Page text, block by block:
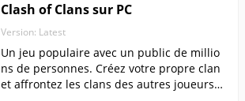
Clash of Clans sur PC
Version: Latest
Un jeu populaire avec un public de millio
ns de personnes. Créez votre propre clan
et affrontez les clans des autres joueurs d